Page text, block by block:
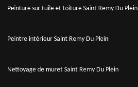
Peinture sur tuile et toiture Saint Remy Du Plein
Peintre intérieur Saint Remy Du Plein
Nettoyage de muret Saint Remy Du Plein